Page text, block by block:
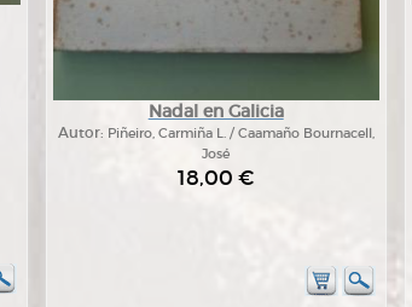
Nadal en Galicia
Autor: Piñeiro, Carmiña L. / Caamaño Bournacell,
José
18,00 €